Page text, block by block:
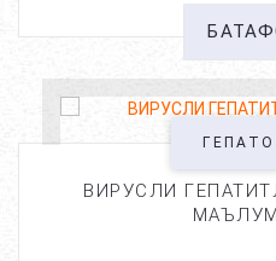
ВИРУСЛИ